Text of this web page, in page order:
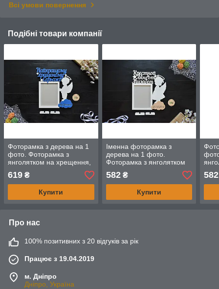
Всі умови повернення
Подібні товари компанії
Фоторамка з дерева на 1
фото. Фоторамка з
янголятком на хрещення,
на хрестини. Хрещеному,
хрещеній. Янгол
619 ₴
Купити
Іменна фоторамка з
дерева на 1 фото.
Фоторамка з янголятком
на хрещення, на
хрестини. хрещеній.
Янголятко
582₴
Купити
на
582
Про нас
100% позитивних з 20 відгуків за рік
Працює з 19.04.2019
м. Дніпро
Дніпро, Україна